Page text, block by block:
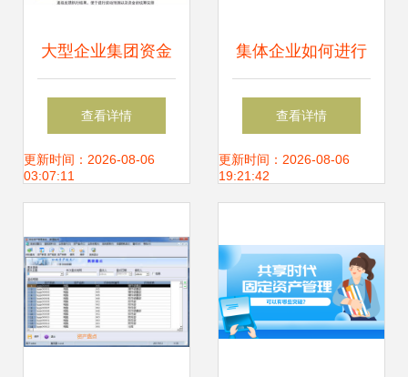
大型企业集团资金
管理模式的选择策
略
查看详情
更新时间：2026-08-06
03:07:11
集体企业如何进行
企业资产管理？
查看详情
更新时间：2026-08-06
19:21:42